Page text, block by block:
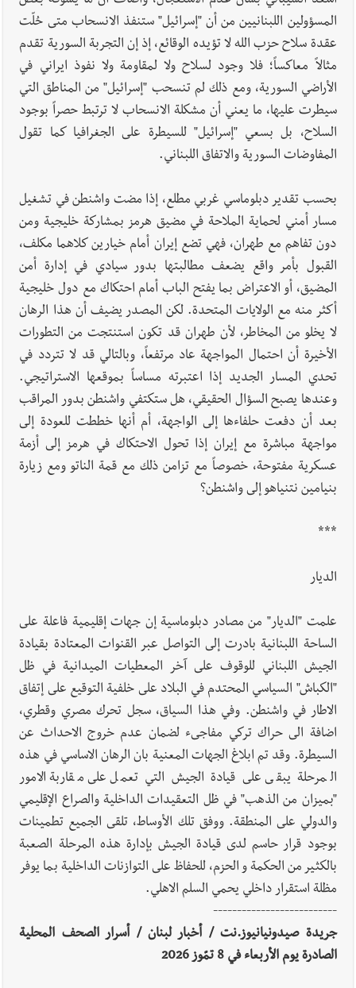
المسؤولين اللبنانيين من أن "إسرائيل" ستنفذ الانسحاب متى حُلّت
عقدة سلاح حزب الله لا تؤيده الوقائع، إذ إن التجربة السورية تقدم
مثالاً معاكساً؛ فلا وجود لسلاح ولا لمقاومة ولا نفوذ ايراني في
الأراضي السورية، ومع ذلك لم تنسحب "إسرائيل" من المناطق التي
سيطرت عليها، ما يعني أن مشكلة الانسحاب لا ترتبط حصراً بوجود
السلاح، بل بسعي "إسرائيل" للسيطرة على الجغرافيا كما تقول
المفاوضات السورية والاتفاق اللبناني.
بحسب تقدير دبلوماسي غربي مطلع، إذا مضت واشنطن في تشغيل
مسار أمني لحماية الملاحة في مضيق هرمز بمشاركة خليجية ومن
دون تفاهم مع طهران، فهي تضع إيران أمام خيارين كلاهما مكلف،
القبول بأمر واقع يضعف مطالبتها بدور سيادي في إدارة أمن
المضيق، أو الاعتراض بما يفتح الباب أمام احتكاك مع دول خليجية
أكثر منه مع الولايات المتحدة. لكن المصدر يضيف أن هذا الرهان
لا يخلو من المخاطر، لأن طهران قد تكون استنتجت من التطورات
الأخيرة أن احتمال المواجهة عاد مرتفعاً، وبالتالي قد لا تتردد في
تحدي المسار الجديد إذا اعتبرته مساساً بموقعها الاستراتيجي.
وعندها يصبح السؤال الحقيقي، هل ستكتفي واشنطن بدور المراقب
بعد أن دفعت حلفاءها إلى الواجهة، أم أنها خططت للعودة إلى
مواجهة مباشرة مع إيران إذا تحول الاحتكاك في هرمز إلى أزمة
عسكرية مفتوحة، خصوصاً مع تزامن ذلك مع قمة الناتو ومع زيارة
بنيامين نتنياهو إلى واشنطن؟
***
الديار
علمت "الديار" من مصادر دبلوماسية إن جهات إقليمية فاعلة على
الساحة اللبنانية بادرت إلى التواصل عبر القنوات المعتادة بقيادة
الجيش اللبناني للوقوف على آخر المعطيات الميدانية في ظل
"الكباش" السياسي المحتدم في البلاد على خلفية التوقيع على إتفاق
الاطار في واشنطن. وفي هذا السياق، سجل تحرك مصري وقطري،
اضافة الى حراك تركي مفاجىء لضمان عدم خروج الاحداث عن
السيطرة. وقد تم ابلاغ الجهات المعنية بان الرهان الاساسي في هذه
المرحلة يبقى على قيادة الجيش التي تعمل على مقاربة الامور
"بميزان من الذهب" في ظل التعقيدات الداخلية والصراع الإقليمي
والدولي على المنطقة. ووفق تلك الأوساط، تلقى الجميع تطمينات
بوجود قرار حاسم لدى قيادة الجيش بإدارة هذه المرحلة الصعبة
بالكثير من الحكمة و الحزم، للحفاظ على التوازنات الداخلية بما يوفر
مظلة استقرار داخلي يحمي السلم الاهلي.
--------------------------
جريدة صيدونيانيوز.نت / أخبار لبنان / أسرار الصحف المحلية
الصادرة يوم الأربعاء في 8 تمّوز 2026